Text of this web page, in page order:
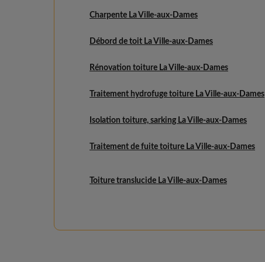
Charpente La Ville-aux-Dames
Débord de toit La Ville-aux-Dames
Rénovation toiture La Ville-aux-Dames
Traitement hydrofuge toiture La Ville-aux-Dames
Isolation toiture, sarking La Ville-aux-Dames
Traitement de fuite toiture La Ville-aux-Dames
Toiture translucide La Ville-aux-Dames